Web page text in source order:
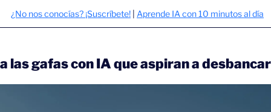
¿No nos conocías? ¡Suscríbete! | Aprende IA con 10 minutos al día
las gafas con IA que aspiran a